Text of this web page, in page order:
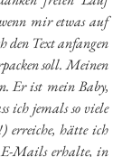
mir etwas auf
den Text anfangen
soll. Meinen
Er ist mein Baby,
ich jemals so viele
hätte ich
Mails erhalte, in